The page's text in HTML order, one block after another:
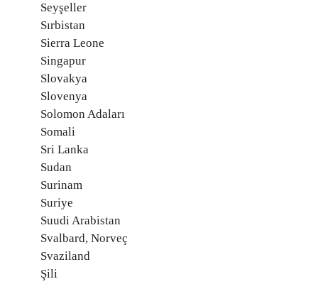
Seyşeller
Sırbistan
Sierra Leone
Singapur
Slovakya
Slovenya
Solomon Adaları
Somali
Sri Lanka
Sudan
Surinam
Suriye
Suudi Arabistan
Svalbard, Norveç
Svaziland
Şili